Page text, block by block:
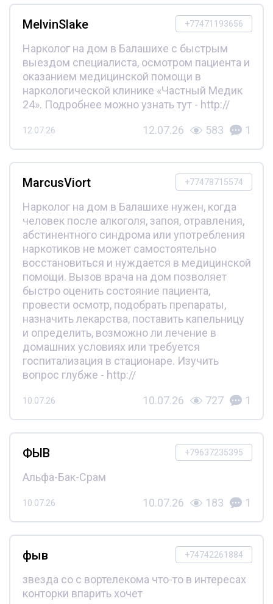
+77471193656
MelvinSlake
Нарколог на дом в Балашихе с быстрым
выездом специалиста, осмотром пациента и
оказанием медицинской помощи в
наркологической клинике «Частный Медик
24». Подробнее можно узнать тут - http://
12.07.26 12.07.26 583 1
+77478715574
MarcusViort
Нарколог на дом в Балашихе нужен, когда
человек после алкоголя, запоя, отравления,
абстинентного синдрома или употребления
наркотиков не может самостоятельно
восстановиться и нуждается в медицинской
помощи. Вызов врача на дом позволяет
быстро оценить состояние пациента,
провести осмотр, подобрать препараты,
назначить лекарства, поставить капельницу
и определить, возможно ли лечение в
домашних условиях или требуется
госпитализация в стационаре. Изучить
вопрос глубже - http://
10.07.26 10.07.26 727 1
+79637235395
ФЫВ
Альфа-Бак-Срам
10.07.26 10.07.26 183 1
+74742261884
фыв
звезда со с вортелекома что-то в интересах
конторки впарить хочет